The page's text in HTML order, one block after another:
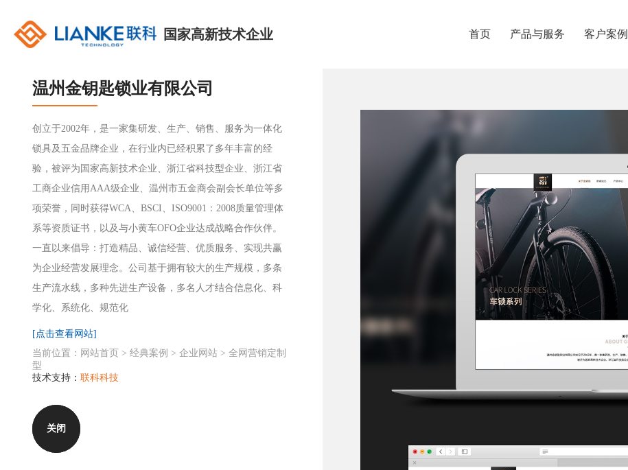
国家高新技术企业 首页 产品与服务 客户案例
温州金钥匙锁业有限公司
创立于2002年，是一家集研发、生产、销售、服务为一体化
锁具及五金品牌企业，在行业内已经积累了多年丰富的经
验，被评为国家高新技术企业、浙江省科技型企业、浙江省
工商企业信用AAA级企业、温州市五金商会副会长单位等多
项荣誉，同时获得WCA、BSCI、ISO9001：2008质量管理体
系等资质证书，以及与小黄车OFO企业达成战略合作伙伴。
一直以来倡导：打造精品、诚信经营、优质服务、实现共赢
为企业经营发展理念。公司基于拥有较大的生产规模，多条
生产流水线，多种先进生产设备，多名人才结合信息化、科
学化、系统化、规范化
[点击查看网站]
当前位置： 网站首页 > 经典案例 > 企业网站 > 全网营销定制
型
技术支持： 联科科技
关闭